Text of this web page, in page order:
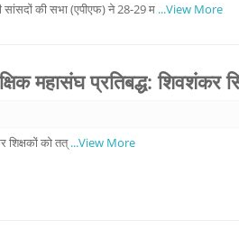
सांसदों की सभा (एपीएफ) ने 28-29 म ...View More
महासंघ प्रतिबद्ध: शिवशंकर
शिक्षकों को तत्...View More